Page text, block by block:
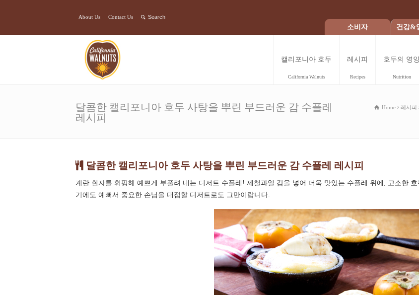
About Us Contact Us
소비자 건강&
캘리포니아 호두
California Walnuts
레시피
Recipes
호두의 영
Nutrition
달콤한 캘리포니아 호두 사탕을 뿌린 부드러운 감 수플레
레시피
Home 레시피
달콤한 캘리포니아 호두 사탕을 뿌린 부드러운 감 수플레 레시피
계란 흰자를 휘핑해 예쁘게 부풀려 내는 디저트 수플레! 제철과일 감을 넣어 더욱 맛있는 수플레 위에, 고소한
기에도 예뻐서 중요한 손님을 대접할 디저트로도 그만이랍니다.